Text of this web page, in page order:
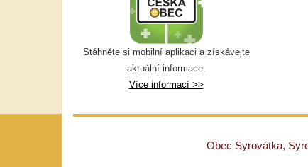
Stáhněte si mobilní aplikaci a získávejte
aktuální informace.
Více informací >>
Obec Syrovátka,